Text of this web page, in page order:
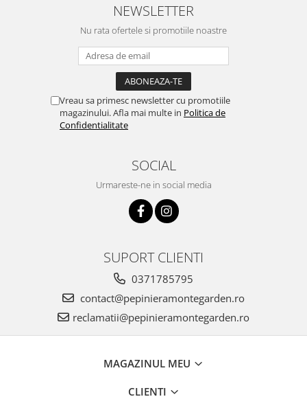
NEWSLETTER
Nu rata ofertele si promotiile noastre
Vreau sa primesc newsletter cu promotiile
magazinului. Afla mai multe in Politica de
Confidentialitate
SOCIAL
Urmareste-ne in social media
SUPORT CLIENTI
0371785795
contact@pepinieramontegarden.ro
reclamatii@pepinieramontegarden.ro
MAGAZINUL MEU
CLIENTI